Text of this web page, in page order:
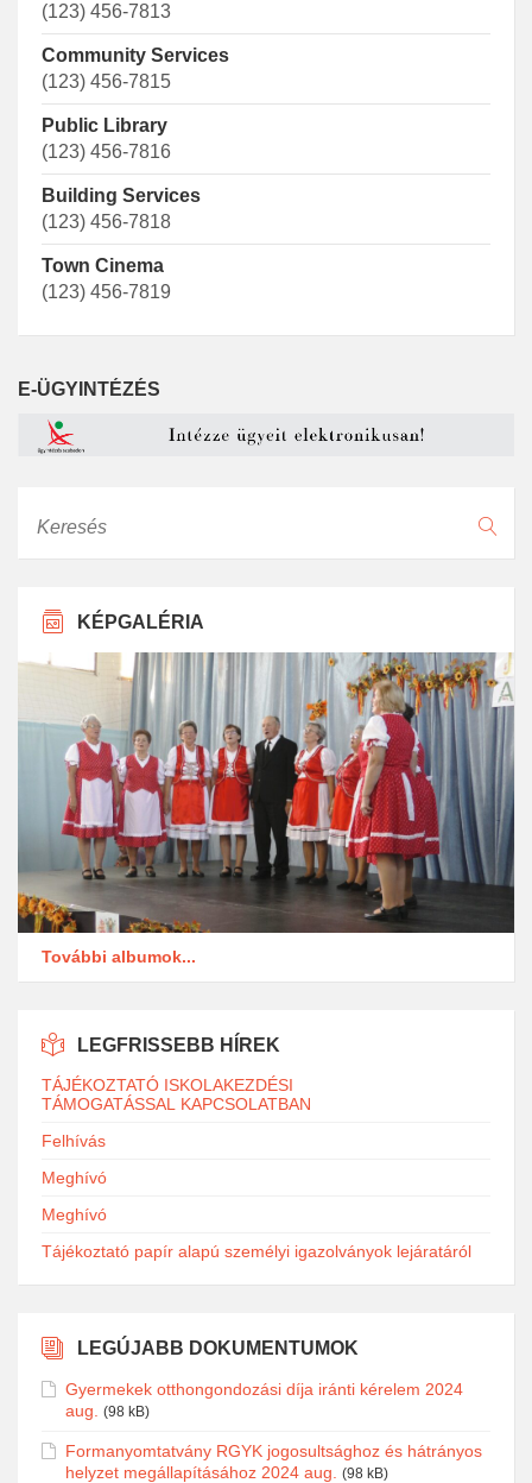
(123) 456-7813
Community Services
(123) 456-7815
Public Library
(123) 456-7816
Building Services
(123) 456-7818
Town Cinema
(123) 456-7819
E-ÜGYINTÉZÉS
KÉPGALÉRIA
További albumok...
LEGFRISSEBB HÍREK
TÁJÉKOZTATÓ ISKOLAKEZDÉSI
TÁMOGATÁSSAL KAPCSOLATBAN
Felhívás
Meghívó
Meghívó
Tájékoztató papír alapú személyi igazolványok lejáratáról
LEGÚJABB DOKUMENTUMOK
Gyermekek otthongondozási díja iránti kérelem 2024
aug.
(98 kB)
Formanyomtatvány RGYK jogosultsághoz és hátrányos
helyzet megállapításához 2024 aug.
(98 kB)